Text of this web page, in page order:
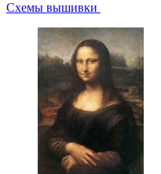
Схемы вышивки